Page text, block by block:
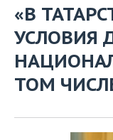
«В
УСЛОВИЯ
ТОМ